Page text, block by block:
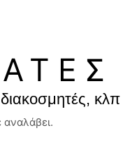
κλπ
αναλάβει.